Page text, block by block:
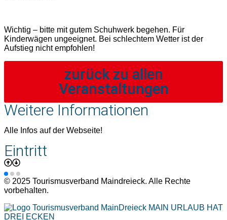
Wichtig – bitte mit gutem Schuhwerk begehen. Für
Kinderwägen ungeeignet. Bei schlechtem Wetter ist der
Aufstieg nicht empfohlen!
zurück zu allen
Veranstaltungen
Weitere Informationen
Alle Infos auf der Webseite!
Eintritt
© 2025 Tourismusverband Maindreieck. Alle Rechte
vorbehalten.